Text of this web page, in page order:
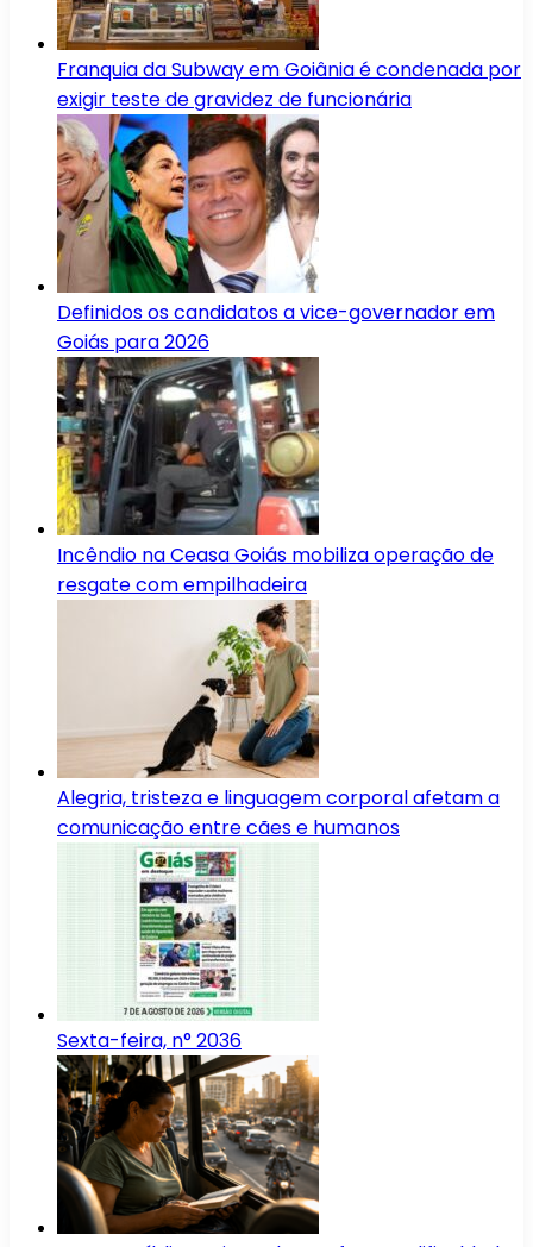
Franquia da Subway em Goiânia é condenada por
exigir teste de gravidez de funcionária
Definidos os candidatos a vice-governador em
Goiás para 2026
Incêndio na Ceasa Goiás mobiliza operação de
resgate com empilhadeira
Alegria, tristeza e linguagem corporal afetam a
comunicação entre cães e humanos
Sexta-feira, n° 2036